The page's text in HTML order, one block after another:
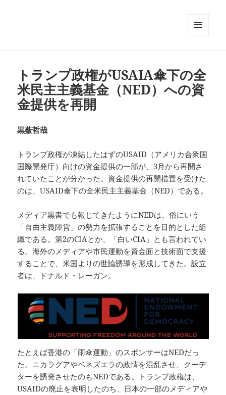
ット
トランプ政権がUSAIA傘下の全
米民主主義基金（NED）への資
金提供を再開
黒薮哲哉
トランプ政権が凍結したはずのUSAID（アメリカ合衆国
国際開発庁）向けの資金提供の一部が、3月から再開さ
れていたことが分かった。資金提供の再開措置を受けた
のは、USAID傘下の全米民主主義基金（NED）である。
メディア黒書でも報じてきたようにNEDは、俗にいう
「自由主義陣営」の勢力を拡張することを目的とした組
織である。第2のCIAとか、「白いCIA」とも言われてい
る。海外のメディアや市民運動を資金面と技術面で支援
することで、米国よりの世論誘導を形成してきた。設立
者は、ドナルド・レーガン。
たとえば香港の「雨傘運動」のスポンサーはNEDだっ
た。ニカラグアやベネズエラの政情を混乱させ、クーデ
ターを誘発させたのもNEDである。トランプ政権は、
USAIDの廃止を表明したのち、日本の一部のメディアや